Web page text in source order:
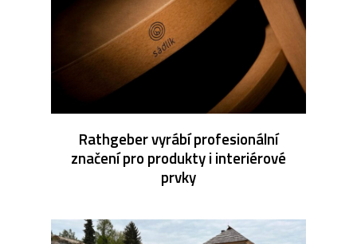
Rathgeber vyrábí profesionální
značení pro produkty i interiérové
prvky